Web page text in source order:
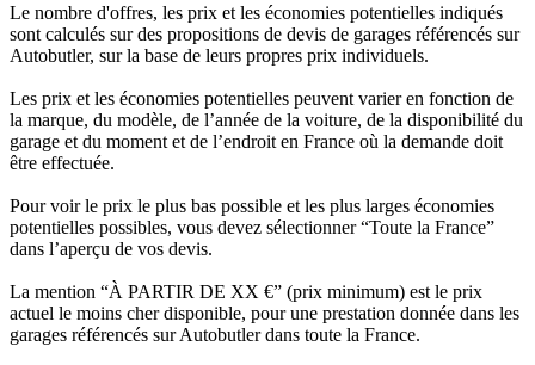
Le nombre d'offres, les prix et les économies potentielles indiqués
sont calculés sur des propositions de devis de garages référencés sur
Autobutler, sur la base de leurs propres prix individuels.
Les prix et les économies potentielles peuvent varier en fonction de
la marque, du modèle, de l’année de la voiture, de la disponibilité du
garage et du moment et de l’endroit en France où la demande doit
être effectuée.
Pour voir le prix le plus bas possible et les plus larges économies
potentielles possibles, vous devez sélectionner “Toute la France”
dans l’aperçu de vos devis.
La mention “À PARTIR DE XX €” (prix minimum) est le prix
actuel le moins cher disponible, pour une prestation donnée dans les
garages référencés sur Autobutler dans toute la France.